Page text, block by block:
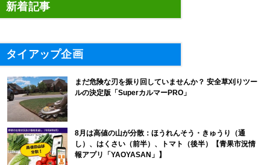
新着記事
タイアップ企画
まだ危険な刃を振り回していませんか？ 安全草刈りツー
ルの決定版「SuperカルマーPRO」
8月は高値の山が分散：ほうれんそう・きゅうり（通
し）、はくさい（前半）、トマト（後半）【青果市況情
報アプリ「YAOYASAN」】